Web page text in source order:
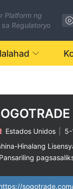
Platform ng
Regulatoryo
Estados Unidos
5-
Hinalang
Pansariling